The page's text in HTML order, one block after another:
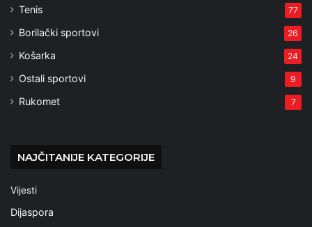
Tenis 77
Borilački sportovi 26
Košarka 24
Ostali sportovi 9
Rukomet 7
NAJČITANIJE KATEGORIJE
Vijesti
Dijaspora